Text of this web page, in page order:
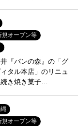
規オープン等
『パンの森』の「グ
タル本店」のリニュ
き焼き菓子…
規オープン等